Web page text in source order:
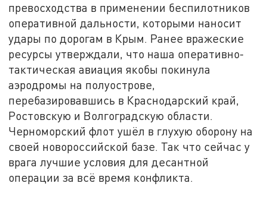
превосходства в применении беспилотников
оперативной дальности, которыми наносит
удары по дорогам в Крым. Ранее вражеские
ресурсы утверждали, что наша оперативно-
тактическая авиация якобы покинула
аэродромы на полуострове,
перебазировавшись в Краснодарский край,
Ростовскую и Волгоградскую области.
Черноморский флот ушёл в глухую оборону на
своей новороссийской базе. Так что сейчас у
врага лучшие условия для десантной
операции за всё время конфликта.